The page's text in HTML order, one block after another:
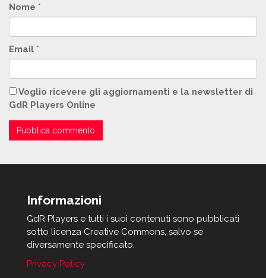
Nome *
Email *
Voglio ricevere gli aggiornamenti e la newsletter di
GdR Players Online
Informazioni
GdR Players e tutti i suoi contenuti sono pubblicati
sotto licenza Creative Commons, salvo se
diversamente specificato.
Privacy Policy